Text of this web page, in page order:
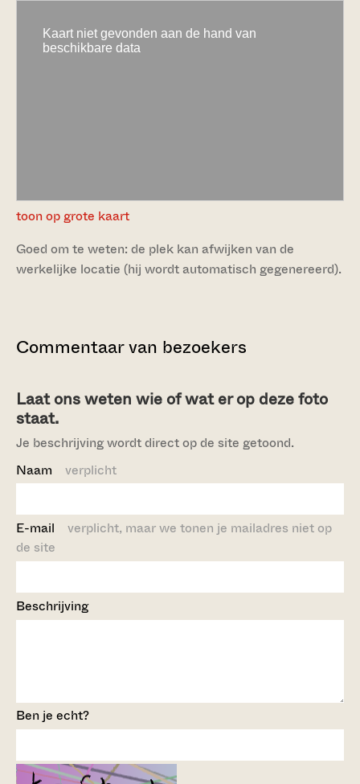
toon op grote kaart
Goed om te weten: de plek kan afwijken van de
werkelijke locatie (hij wordt automatisch gegenereerd).
Commentaar van bezoekers
Laat ons weten wie of wat er op deze foto
staat.
Je beschrijving wordt direct op de site getoond.
Naam verplicht
E-mail verplicht, maar we tonen je mailadres niet op
de site
Beschrijving
Ben je echt?